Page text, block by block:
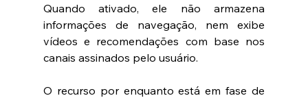
Quando ativado, ele não armazena
informações de navegação, nem exibe
vídeos e recomendações com base nos
canais assinados pelo usuário.
O recurso por enquanto está em fase de